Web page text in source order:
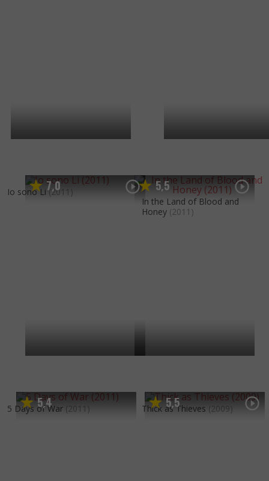
7,0
Io sono Li (2011) 5,5
In the Land of Blood and
Honey (2011)
5,4
5 Days of War (2011) 5,5
Thick as Thieves (2009)